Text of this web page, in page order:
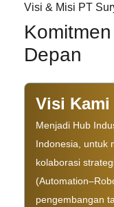
Visi & Misi PT
Depan
Visi Kami
Menjadi Hub
Indonesia, untuk
kolaborasi
pengembangan